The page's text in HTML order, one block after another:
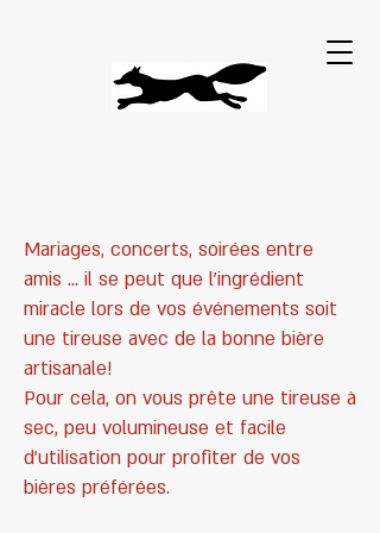
Mariages, concerts, soirées entre
amis … il se peut que l’ingrédient
miracle lors de vos événements soit
une tireuse avec de la bonne bière
artisanale!
Pour cela, on vous prête une tireuse à
sec, peu volumineuse et facile
d’utilisation pour profiter de vos
bières préférées.